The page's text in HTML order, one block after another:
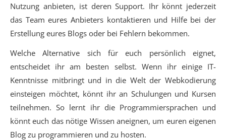
Nutzung anbieten, ist deren Support. Ihr könnt jederzeit
das Team eures Anbieters kontaktieren und Hilfe bei der
Erstellung eures Blogs oder bei Fehlern bekommen.
Welche Alternative sich für euch persönlich eignet,
entscheidet ihr am besten selbst. Wenn ihr einige IT-
Kenntnisse mitbringt und in die Welt der Webkodierung
einsteigen möchtet, könnt ihr an Schulungen und Kursen
teilnehmen. So lernt ihr die Programmiersprachen und
könnt euch das nötige Wissen aneignen, um euren eigenen
Blog zu programmieren und zu hosten.